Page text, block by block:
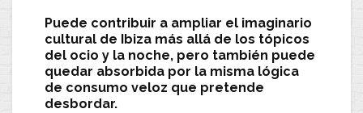
Puede contribuir a ampliar el imaginario
cultural de Ibiza más allá de los tópicos
del ocio y la noche, pero también puede
quedar absorbida por la misma lógica
de consumo veloz que pretende
desbordar.